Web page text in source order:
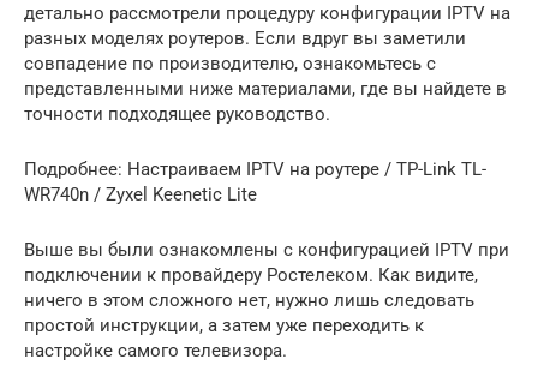
детально рассмотрели процедуру конфигурации IPTV на
разных моделях роутеров. Если вдруг вы заметили
совпадение по производителю, ознакомьтесь с
представленными ниже материалами, где вы найдете в
точности подходящее руководство.
Подробнее: Настраиваем IPTV на роутере / TP-Link TL-
WR740n / Zyxel Keenetic Lite
Выше вы были ознакомлены с конфигурацией IPTV при
подключении к провайдеру Ростелеком. Как видите,
ничего в этом сложного нет, нужно лишь следовать
простой инструкции, а затем уже переходить к
настройке самого телевизора.